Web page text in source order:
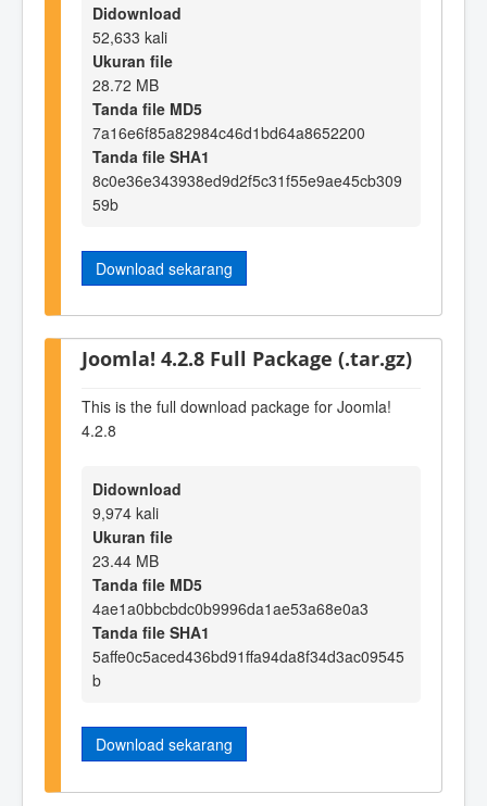
Didownload
52,633 kali
Ukuran file
28.72 MB
Tanda file MD5
7a16e6f85a82984c46d1bd64a8652200
Tanda file SHA1
8c0e36e343938ed9d2f5c31f55e9ae45cb309
59b
Download sekarang
Joomla! 4.2.8 Full Package (.tar.gz)
This is the full download package for Joomla!
4.2.8
Didownload
9,974 kali
Ukuran file
23.44 MB
Tanda file MD5
4ae1a0bbcbdc0b9996da1ae53a68e0a3
Tanda file SHA1
5affe0c5aced436bd91ffa94da8f34d3ac09545
b
Download sekarang